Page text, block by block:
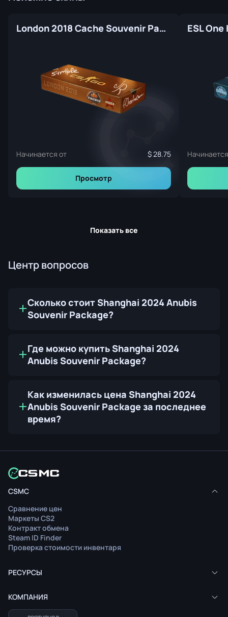
London 2018 Cache Souvenir Package
Начинается от 28.75
Просмотр
Показать все
Центр вопросов
Сколько стоит Shanghai 2024 Anubis
Souvenir Package?
Где можно купить Shanghai 2024
Anubis Souvenir Package?
Как изменилась цена Shanghai 2024
Anubis Souvenir Package за последнее
время?
CSMC
Сравнение цен
Маркеты CS2
Контракт обмена
Steam ID Finder
Проверка стоимости инвентаря
РЕСУРСЫ
КОМПАНИЯ